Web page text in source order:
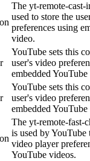
The yt-remote-cast-
used to store the
preferences using
video.
YouTube sets this
user's video
embedded
YouTube sets this
user's video
embedded
The yt-remote-fast-
is used by YouTube
video player
YouTube videos.